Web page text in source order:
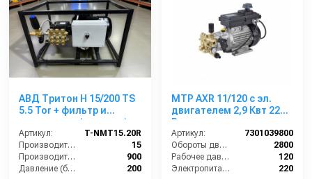
АВД Тритон H 15/200 TS
5.5 Tor + фильтр и
переходник ( на раме)
Артикул:
T-NMT15.20R
Производительность (л/мин):
15
Производительность (л/ч):
900
Давление (бар):
200
MTP AXR 11/120 с эл.
двигателем 2,9 Квт 220
В
Артикул:
7301039800
Обороты двигателя (об/мин):
2800
Рабочее давление (бар):
120
Электропитание (В):
220